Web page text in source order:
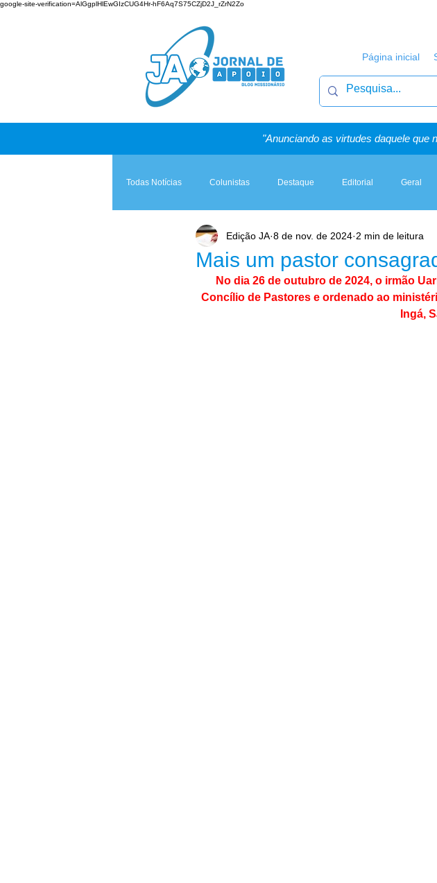
google-site-verification=AlGgplHlEwGIzCUG4Hr-hF6Aq7S75CZjD2J_rZrN2Zo
Página inicial
"Anunciando as virtudes daquele que
Todas Notícias Colunistas Destaque Editorial Geral
Teologia & Prática A Igreja e a Lei Artigos, Sermões & Esboços
Mais um pastor
Edição JA 8 de nov. de 2024 2 min de leitura
No dia 26 de outubro de 2024, o irmão
Concílio de Pastores e ordenado ao
Ingá,